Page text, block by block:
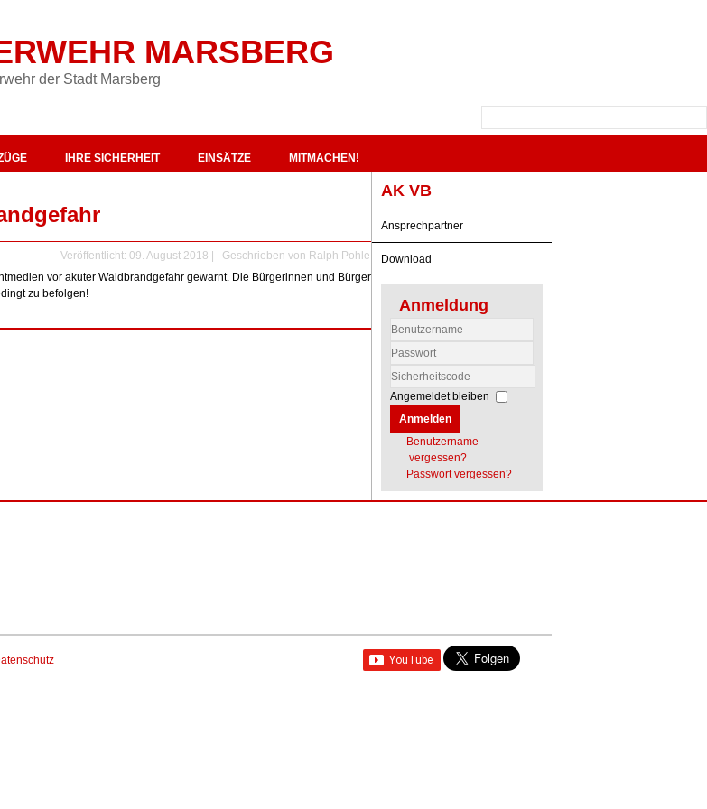
MARSBERG
der Stadt Marsberg
IHRE SICHERHEIT EINSÄTZE
MITMACHEN!
Veröffentlicht: 09. August 2018 Geschrieben von Ralph Pohle
vor akuter Waldbrandgefahr gewarnt. Die Bürgerinnen und Bürger
zu befolgen!
AK VB
Ansprechpartner
Download
Anmeldung
Benutzername
Passwort
Sicherheitscode
Angemeldet bleiben
Anmelden
Benutzername
vergessen?
Passwort vergessen?